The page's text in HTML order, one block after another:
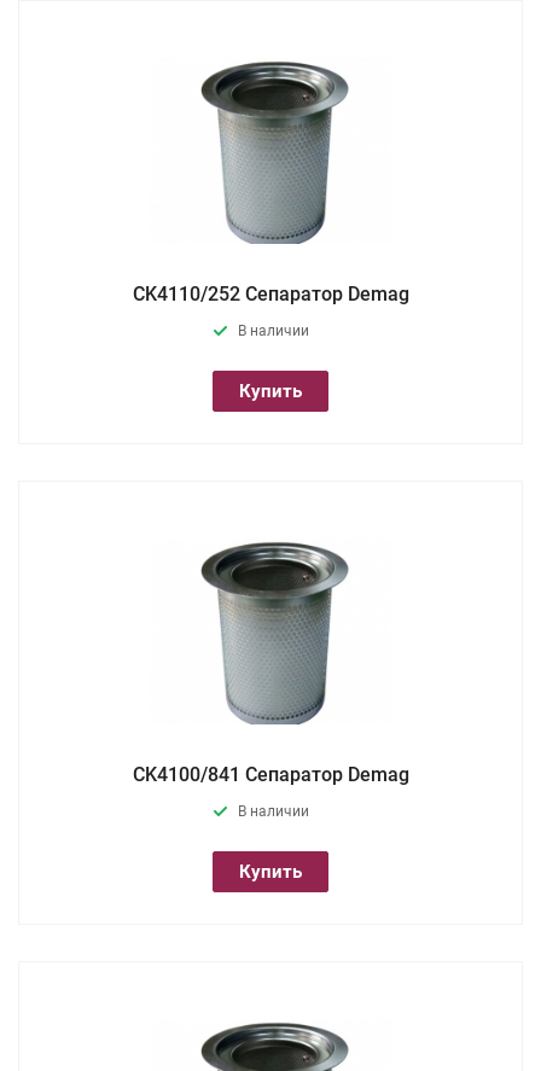
CK4110/252 Сепаратор Demag
В наличии
Купить
CK4100/841 Сепаратор Demag
В наличии
Купить